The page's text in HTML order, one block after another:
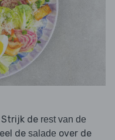
de rest van de
de salade over de